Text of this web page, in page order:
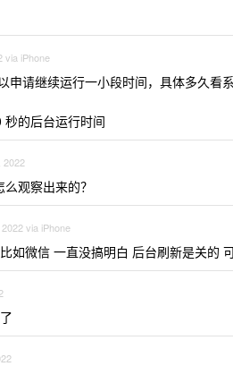
via iPhone
申请继续运行一小段时间，具体多久看
的后台运行时间
2022
观察出来的？
via iPhone
如微信 一直没搞明白 后台刷新是关的